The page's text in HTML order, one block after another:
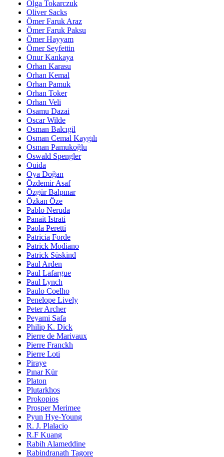
Olga Tokarczuk
Oliver Sacks
Ömer Faruk Araz
Ömer Faruk Paksu
Ömer Hayyam
Ömer Seyfettin
Onur Kankaya
Orhan Karasu
Orhan Kemal
Orhan Pamuk
Orhan Toker
Orhan Veli
Osamu Dazai
Oscar Wilde
Osman Balcıgil
Osman Cemal Kaygılı
Osman Pamukoğlu
Oswald Spengler
Ouida
Oya Doğan
Özdemir Asaf
Özgür Balpınar
Özkan Öze
Pablo Neruda
Panait Istrati
Paola Peretti
Patricia Forde
Patrick Modiano
Patrick Süskind
Paul Arden
Paul Lafargue
Paul Lynch
Paulo Coelho
Penelope Lively
Peter Archer
Peyami Safa
Philip K. Dick
Pierre de Marivaux
Pierre Franckh
Pierre Loti
Piraye
Pınar Kür
Platon
Plutarkhos
Prokopios
Prosper Merimee
Pyun Hye-Young
R. J. Plalacio
R.F Kuang
Rabih Alameddine
Rabindranath Tagore